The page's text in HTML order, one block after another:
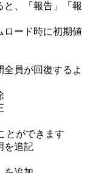
、「報告」「報
ード時に初期値
員が回復するよ
ができます
追記